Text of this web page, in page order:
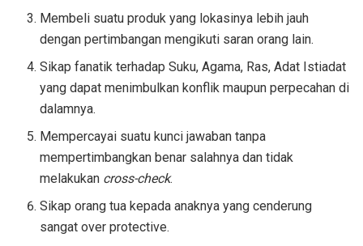
Membeli suatu produk yang lokasinya lebih jauh
dengan pertimbangan mengikuti saran orang lain.
Sikap fanatik terhadap Suku, Agama, Ras, Adat Istiadat
yang dapat menimbulkan konflik maupun perpecahan di
dalamnya.
Mempercayai suatu kunci jawaban tanpa
mempertimbangkan benar salahnya dan tidak
melakukan cross-check.
Sikap orang tua kepada anaknya yang cenderung
sangat over protective.